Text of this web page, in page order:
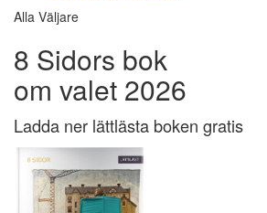
Alla Väljare
8 Sidors bok
om valet 2026
Ladda ner lättlästa boken gratis